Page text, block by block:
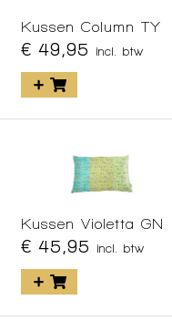
Kussen Column TY
€ 49,95 incl. btw
Kussen Violetta GN
€ 45,95 incl. btw